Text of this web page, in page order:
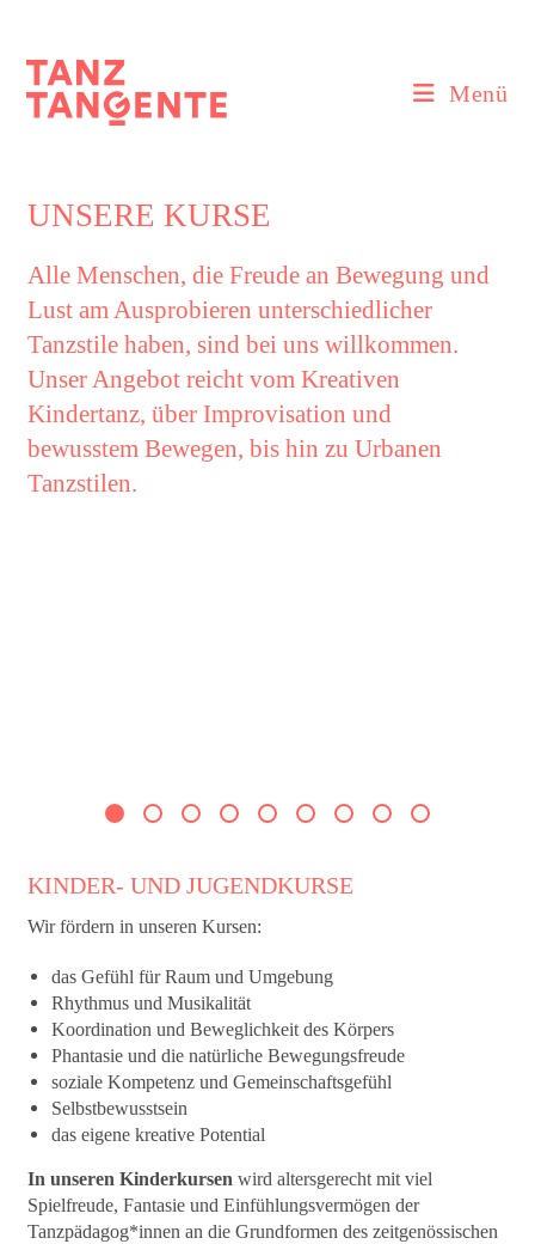
springen
Menü
UNSERE KURSE
Alle Menschen, die Freude an Bewegung und
Lust am Ausprobieren unterschiedlicher
Tanzstile haben, sind bei uns willkommen.
Unser Angebot reicht vom Kreativen
Kindertanz, über Improvisation und
bewusstem Bewegen, bis hin zu Urbanen
Tanzstilen.
KINDER- UND JUGENDKURSE
Wir fördern in unseren Kursen:
das Gefühl für Raum und Umgebung
Rhythmus und Musikalität
Koordination und Beweglichkeit des Körpers
Phantasie und die natürliche Bewegungsfreude
soziale Kompetenz und Gemeinschaftsgefühl
Selbstbewusstsein
das eigene kreative Potential
In unseren Kinderkursen wird altersgerecht mit viel
Spielfreude, Fantasie und Einfühlungsvermögen der
Tanzpädagog*innen an die Grundformen des zeitgenössischen